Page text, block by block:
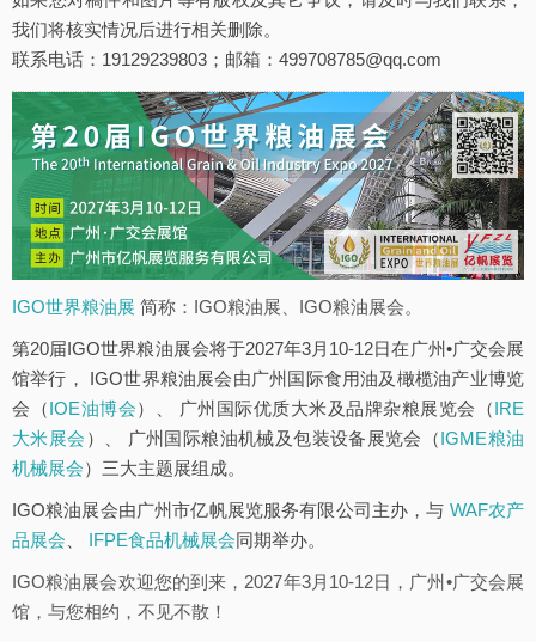
我们将核实情况后进行相关删除。
联系电话：19129239803；邮箱：499708785@qq.com
IGO世界粮油展 简称：IGO粮油展、IGO粮油展会。
第20届IGO世界粮油展会将于2027年3月10-12日在广州•广交会展
馆举行， IGO世界粮油展会由广州国际食用油及橄榄油产业博览
会（IOE油博会）、 广州国际优质大米及品牌杂粮展览会（IRE
大米展会 ）、 广州国际粮油机械及包装设备展览会（IGME粮油
机械展会）三大主题展组成。
IGO粮油展会由广州市亿帆展览服务有限公司主办，与 WAF农产
品展会
IFPE食品机械展会同期举办。
IGO粮油展会欢迎您的到来，2027年3月10-12日，广州•广交会展
馆，与您相约，不见不散！